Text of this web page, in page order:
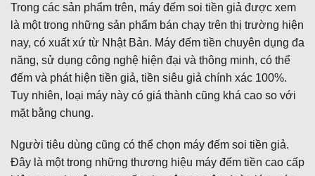
Trong các sản phẩm trên, máy đếm soi tiền giả được xem
là một trong những sản phẩm bán chạy trên thị trường hiện
nay, có xuất xứ từ Nhật Bản. Máy đếm tiền chuyên dụng đa
năng, sử dụng công nghệ hiện đại và thông minh, có thể
đếm và phát hiện tiền giả, tiền siêu giả chính xác 100%.
Tuy nhiên, loại máy này có giá thành cũng khá cao so với
mặt bằng chung.
Người tiêu dùng cũng có thể chọn máy đếm soi tiền giả.
Đây là một trong những thương hiệu máy đếm tiền cao cấp